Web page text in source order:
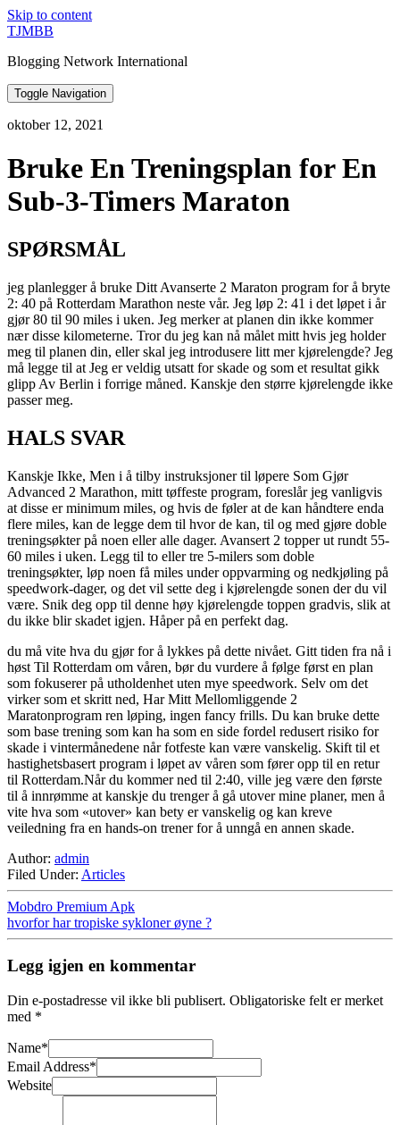
Skip to content
TJMBB
Blogging Network International
Toggle Navigation
oktober 12, 2021
Bruke En Treningsplan for En
Sub-3-Timers Maraton
SPØRSMÅL
jeg planlegger å bruke Ditt Avanserte 2 Maraton program for å bryte
2: 40 på Rotterdam Marathon neste vår. Jeg løp 2: 41 i det løpet i år
gjør 80 til 90 miles i uken. Jeg merker at planen din ikke kommer
nær disse kilometerne. Tror du jeg kan nå målet mitt hvis jeg holder
meg til planen din, eller skal jeg introdusere litt mer kjørelengde? Jeg
må legge til at Jeg er veldig utsatt for skade og som et resultat gikk
glipp Av Berlin i forrige måned. Kanskje den større kjørelengde ikke
passer meg.
HALS SVAR
Kanskje Ikke, Men i å tilby instruksjoner til løpere Som Gjør
Advanced 2 Marathon, mitt tøffeste program, foreslår jeg vanligvis
at disse er minimum miles, og hvis de føler at de kan håndtere enda
flere miles, kan de legge dem til hvor de kan, til og med gjøre doble
treningsøkter på noen eller alle dager. Avansert 2 topper ut rundt 55-
60 miles i uken. Legg til to eller tre 5-milers som doble
treningsøkter, løp noen få miles under oppvarming og nedkjøling på
speedwork-dager, og det vil sette deg i kjørelengde sonen der du vil
være. Snik deg opp til denne høy kjørelengde toppen gradvis, slik at
du ikke blir skadet igjen. Håper på en perfekt dag.
du må vite hva du gjør for å lykkes på dette nivået. Gitt tiden fra nå i
høst Til Rotterdam om våren, bør du vurdere å følge først en plan
som fokuserer på utholdenhet uten mye speedwork. Selv om det
virker som et skritt ned, Har Mitt Mellomliggende 2
Maratonprogram ren løping, ingen fancy frills. Du kan bruke dette
som base trening som kan ha som en side fordel redusert risiko for
skade i vintermånedene når fotfeste kan være vanskelig. Skift til et
hastighetsbasert program i løpet av våren som fører opp til en retur
til Rotterdam.Når du kommer ned til 2:40, ville jeg være den første
til å innrømme at kanskje du trenger å gå utover mine planer, men å
vite hva som «utover» kan bety er vanskelig og kan kreve
veiledning fra en hands-on trener for å unngå en annen skade.
Author: admin
Filed Under: Articles
Mobdro Premium Apk
hvorfor har tropiske sykloner øyne ?
Legg igjen en kommentar
Din e-postadresse vil ikke bli publisert. Obligatoriske felt er merket
med *
Name*
Email Address*
Website